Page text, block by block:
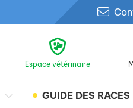
Espace vétérinaire
GUIDE DES RACES